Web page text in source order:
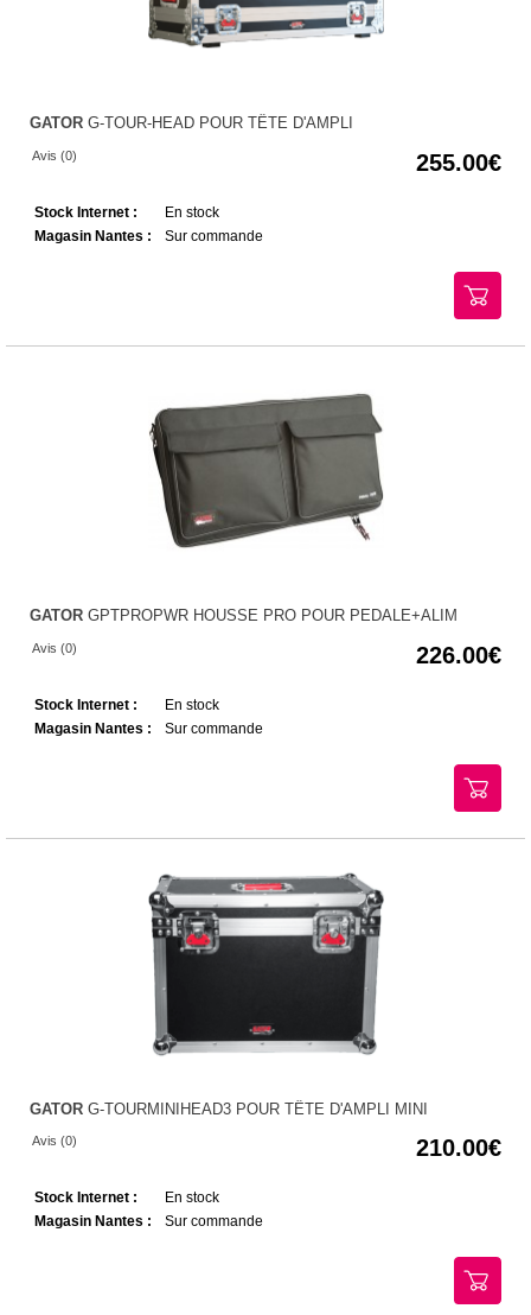
GATOR G-TOUR-HEAD POUR TÊTE D'AMPLI
Avis (0) 255.00
Stock Internet :
En stock
Magasin Nantes :
Sur commande
GATOR GPTPROPWR HOUSSE PRO POUR PEDALE+ALIM
Avis (0) 226.00
Stock Internet :
En stock
Magasin Nantes :
Sur commande
GATOR G-TOURMINIHEAD3 POUR TÊTE D'AMPLI MINI
Avis (0) 210.00
Stock Internet :
En stock
Magasin Nantes :
Sur commande